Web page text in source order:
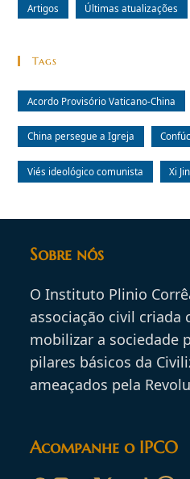
Artigos Últimas atualizações
Tags
Acordo Provisório Vaticano-China
China persegue a Igreja
Viés ideológico comunista Xi
Sobre nós
O Instituto Plinio
associação civil
mobilizar a sociedade
pilares básicos da
ameaçados pela
Acompanhe o IPCO